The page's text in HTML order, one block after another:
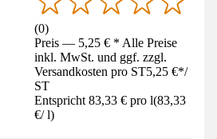
(0)
Preis — 5,25 € * Alle Preise
inkl. MwSt. und ggf. zzgl.
Versandkosten pro ST5,25 €*/
ST
Entspricht 83,33 € pro l(83,33
€/ l)